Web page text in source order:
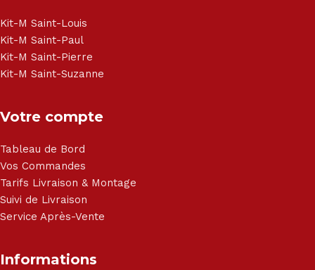
Haier, Sony, Cecotec, Westpoint, Dyson.
Kit-M Saint-Louis
Kit-M Saint-Paul
Kit-M Saint-Pierre
Kit-M Saint-Suzanne
Votre compte
Tableau de Bord
Vos Commandes
Tarifs Livraison & Montage
Suivi de Livraison
Service Après-Vente
Informations